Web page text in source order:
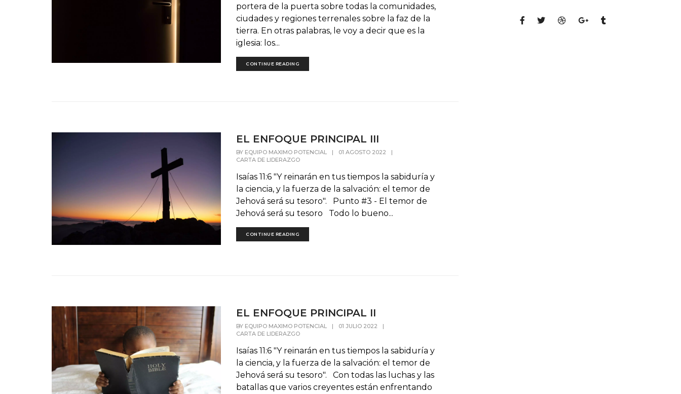
portera de la puerta sobre todas la comunidades,
ciudades y regiones terrenales sobre la faz de la
tierra. En otras palabras, le voy a decir que es la
iglesia: los...
CONTINUE READING
EL ENFOQUE PRINCIPAL III
BY EQUIPO MAXIMO POTENCIAL | 01 AGOSTO 2022
|
CARTA DE LIDERAZGO
Isaías 11:6 "Y reinarán en tus tiempos la sabiduría y
la ciencia, y la fuerza de la salvación: el temor de
Jehová será su tesoro". Punto #3 - El temor de
Jehová será su tesoro Todo lo bueno...
CONTINUE READING
EL ENFOQUE PRINCIPAL II
BY EQUIPO MAXIMO POTENCIAL | 01 JULIO 2022
|
CARTA DE LIDERAZGO
Isaías 11:6 "Y reinarán en tus tiempos la sabiduría y
la ciencia, y la fuerza de la salvación: el temor de
Jehová será su tesoro". Con todas las luchas y las
batallas que varios creyentes están enfrentando